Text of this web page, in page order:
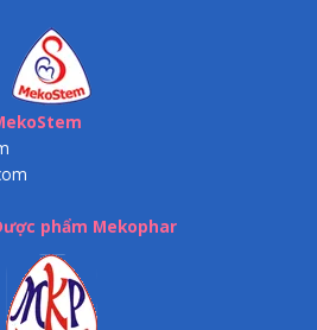
phẩm Mekophar